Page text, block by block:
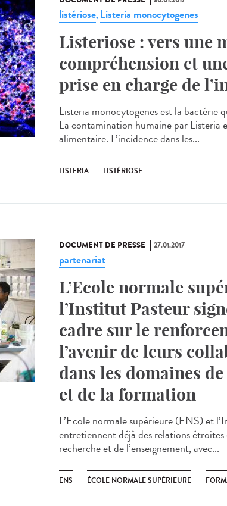
listériose, Listeria monocytogenes
Listeriose : vers une
compréhension et
prise en charge de
Listeria monocytogenes est la bactérie
La contamination humaine par Listeria
alimentaire. L’incidence dans les...
LISTERIA LISTÉRIOSE
DOCUMENT DE PRESSE 27.01.2017
partenariat
L’Ecole normale
l’Institut Pasteur
cadre sur le
l’avenir de leurs
dans les domaines
et de la formation
L’Ecole normale supérieure (ENS) et
entretiennent déjà des relations étroites
recherche et de l’enseignement, avec...
ENS ÉCOLE NORMALE SUPÉRIEURE